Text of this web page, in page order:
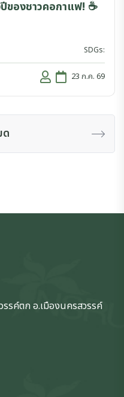
องชาวคอกาแฟ! ☕️
SDGs:
23 ก.ค. 69
ด
รรค์ตก อ.เมืองนครสวรรค์